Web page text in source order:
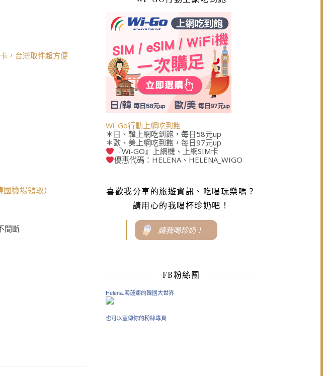
，台灣取件超方便
機場領取）
間斷
Wi_Go行動上網吃到飽
＊日、韓上網吃到飽，每日58元up
＊歐、美上網吃到飽，每日97元up
『Wi-GO』上網機、上網SIM卡
優惠代碼：HELENA、HELENA_WIGO
喜歡我分享的旅遊資訊、吃喝玩樂嗎？
請用心的我喝杯珍奶吧！
請我喝珍奶！
FB粉絲團
Helena.海蓮娜的韓國大世界
也可以宣傳你的粉絲專頁